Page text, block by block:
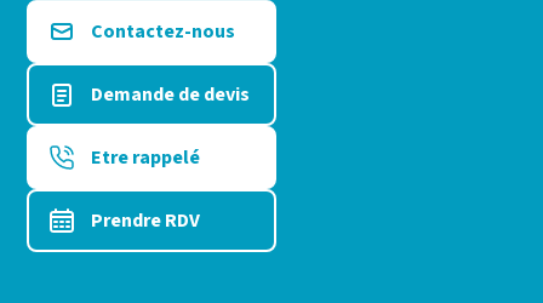
Contactez-nous
Demande de devis
Etre rappelé
Prendre RDV